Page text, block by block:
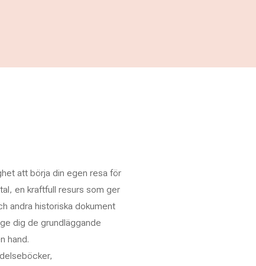
att börja din egen resa för
en kraftfull resurs som ger
andra historiska dokument
dig de grundläggande
hand.